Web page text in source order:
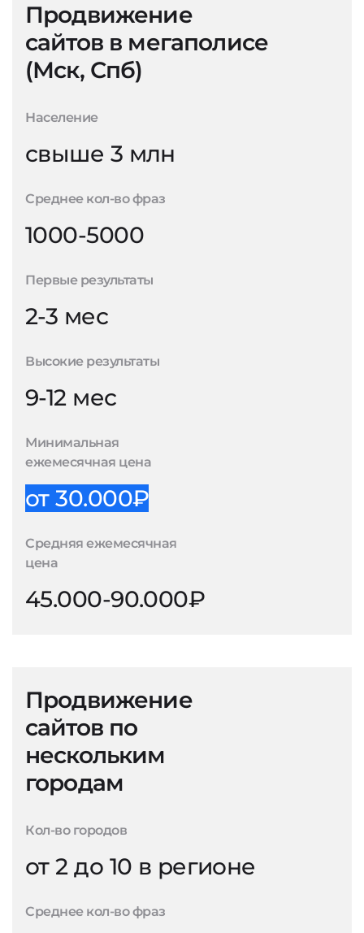
Продвижение
сайтов в мегаполисе
(Мск, Спб)
Население
свыше 3 млн
Среднее кол-во фраз
1000-5000
Первые результаты
2-3 мес
Высокие результаты
9-12 мес
Минимальная
ежемесячная цена
от 30.000₽
Средняя ежемесячная
цена
45.000-90.000₽
Продвижение
сайтов по
нескольким
городам
Кол-во городов
от 2 до 10 в регионе
Среднее кол-во фраз